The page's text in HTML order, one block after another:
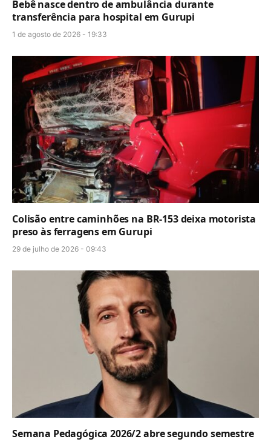
Bebê nasce dentro de ambulância durante
transferência para hospital em Gurupi
1 de agosto de 2026 - 19:33
Colisão entre caminhões na BR-153 deixa motorista
preso às ferragens em Gurupi
29 de julho de 2026 - 09:43
Semana Pedagógica 2026/2 abre segundo semestre